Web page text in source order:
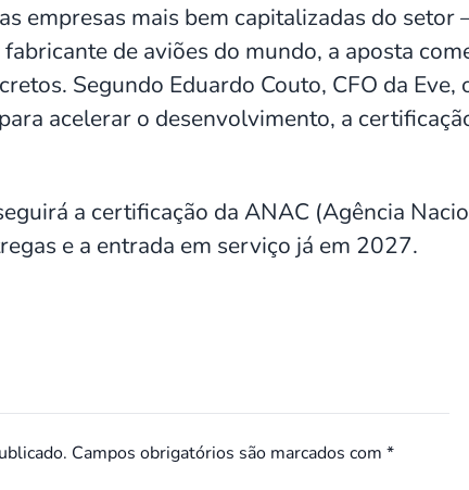
empresas mais bem capitalizadas do setor
de aviões do mundo, a aposta
Segundo Eduardo Couto, CFO da Eve,
acelerar o desenvolvimento, a
a certificação da ANAC (Agência
e a entrada em serviço já em 2027.
Campos obrigatórios são marcados com *